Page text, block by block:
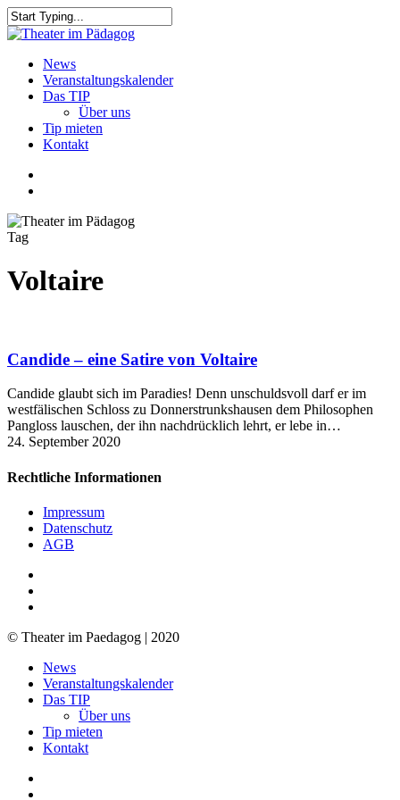
Skip
to
content
Close
search
Menu
News
Veranstaltungskalender
Das TIP
Über uns
Tip mieten
Kontakt
Tag
Voltaire
Candide – eine Satire von Voltaire
Candide glaubt sich im Paradies! Denn unschuldsvoll darf er im
westfälischen Schloss zu Donnerstrunkshausen dem Philosophen
Pangloss lauschen, der ihn nachdrücklich lehrt, er lebe in…
24. September 2020
Rechtliche Informationen
Impressum
Datenschutz
AGB
© Theater im Paedagog | 2020
Close
Menu
News
Veranstaltungskalender
Das TIP
Über uns
Tip mieten
Kontakt